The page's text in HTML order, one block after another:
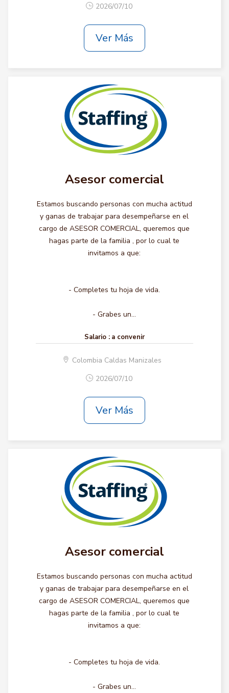
2026/07/10
Ver Más
Asesor comercial
Estamos buscando personas con mucha actitud
y ganas de trabajar para desempeñarse en el
cargo de ASESOR COMERCIAL, queremos que
hagas parte de la familia , por lo cual te
invitamos a que:
- Completes tu hoja de vida.
- Grabes un...
Salario : a convenir
Colombia Caldas Manizales
2026/07/10
Ver Más
Asesor comercial
Estamos buscando personas con mucha actitud
y ganas de trabajar para desempeñarse en el
cargo de ASESOR COMERCIAL, queremos que
hagas parte de la familia , por lo cual te
invitamos a que:
- Completes tu hoja de vida.
- Grabes un...